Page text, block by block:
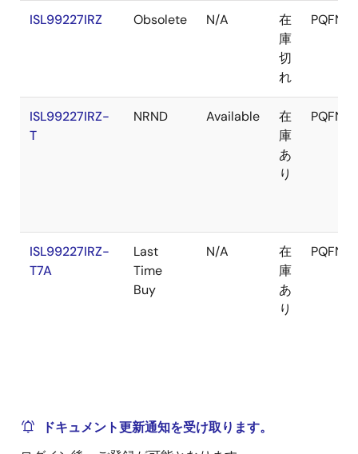
ISL99227IRZ Obsolete N/A
在
庫
切
れ
PQFN
ISL99227IRZ-
T
NRND Available
在
庫
あ
り
PQFN
ISL99227IRZ-
T7A
Last
Time
Buy
N/A
在
庫
あ
り
PQFN
ドキュメント更新通知を受け取ります。